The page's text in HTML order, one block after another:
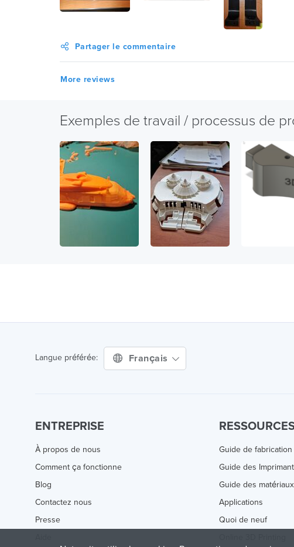
Partager le commentaire
More reviews
Exemples de travail / processus de
Langue préférée: Français
ENTREPRISE
À propos de nous
Comment ça fonctionne
Blog
Contactez nous
Presse
Guide de fabrication
Guide des
Guide des matériaux
Applications
Quoi de neuf